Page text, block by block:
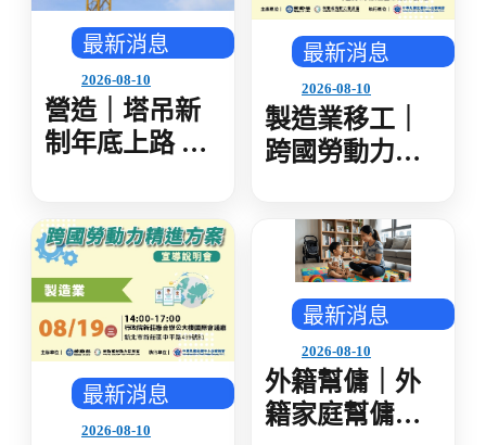
最新消息
2026-08-10
營造｜塔吊新
制年底上路 不
辦觀摩會 強化
防災管理
最新消息
2026-08-10
製造業移工｜
跨國勞動力精
明會-製造業
(8/26台北場)
最新消息
2026-08-10
最新消息
2026-08-10
外籍幫傭｜外
籍家庭幫傭新